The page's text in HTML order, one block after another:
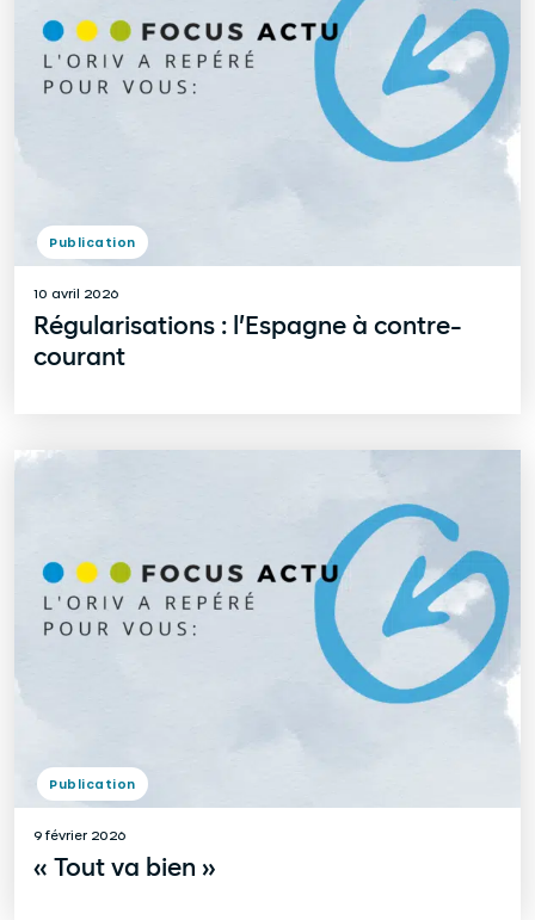
10 avril 2026
Régularisations : l’Espagne à contre-
courant
Publication
9 février 2026
« Tout va bien »
Publication